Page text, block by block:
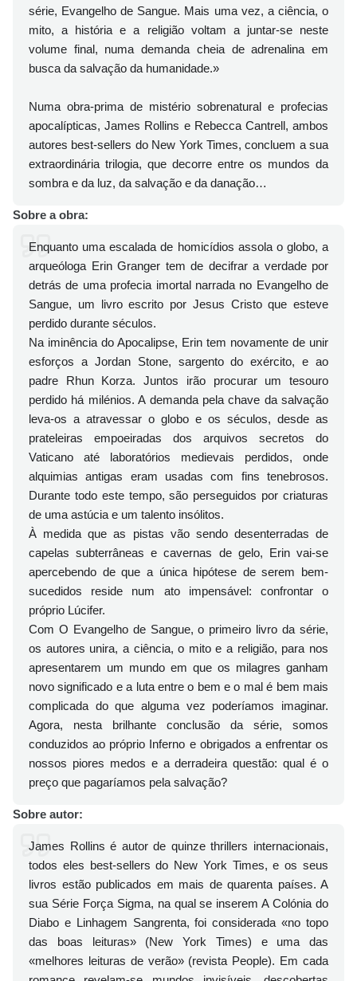
série, Evangelho de Sangue. Mais uma vez, a ciência, o
mito, a história e a religião voltam a juntar-se neste
volume final, numa demanda cheia de adrenalina em
busca da salvação da humanidade.»
Numa obra-prima de mistério sobrenatural e profecias
apocalípticas, James Rollins e Rebecca Cantrell, ambos
autores best-sellers do New York Times, concluem a sua
extraordinária trilogia, que decorre entre os mundos da
sombra e da luz, da salvação e da danação…
Sobre a obra:
Enquanto uma escalada de homicídios assola o globo, a
arqueóloga Erin Granger tem de decifrar a verdade por
detrás de uma profecia imortal narrada no Evangelho de
Sangue, um livro escrito por Jesus Cristo que esteve
perdido durante séculos.
Na iminência do Apocalipse, Erin tem novamente de unir
esforços a Jordan Stone, sargento do exército, e ao
padre Rhun Korza. Juntos irão procurar um tesouro
perdido há milénios. A demanda pela chave da salvação
leva-os a atravessar o globo e os séculos, desde as
prateleiras empoeiradas dos arquivos secretos do
Vaticano até laboratórios medievais perdidos, onde
alquimias antigas eram usadas com fins tenebrosos.
Durante todo este tempo, são perseguidos por criaturas
de uma astúcia e um talento insólitos.
À medida que as pistas vão sendo desenterradas de
capelas subterrâneas e cavernas de gelo, Erin vai-se
apercebendo de que a única hipótese de serem bem-
sucedidos reside num ato impensável: confrontar o
próprio Lúcifer.
Com O Evangelho de Sangue, o primeiro livro da série,
os autores unira, a ciência, o mito e a religião, para nos
apresentarem um mundo em que os milagres ganham
novo significado e a luta entre o bem e o mal é bem mais
complicada do que alguma vez poderíamos imaginar.
Agora, nesta brilhante conclusão da série, somos
conduzidos ao próprio Inferno e obrigados a enfrentar os
nossos piores medos e a derradeira questão: qual é o
preço que pagaríamos pela salvação?
Sobre autor:
James Rollins é autor de quinze thrillers internacionais,
todos eles best-sellers do New York Times, e os seus
livros estão publicados em mais de quarenta países. A
sua Série Força Sigma, na qual se inserem A Colónia do
Diabo e Linhagem Sangrenta, foi considerada «no topo
das boas leituras» (New York Times) e uma das
«melhores leituras de verão» (revista People). Em cada